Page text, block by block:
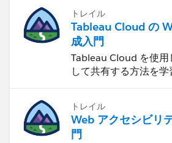
トレイル
Tableau Cloud の
成入門
Tableau Cloud を使用
して共有する方法を学
トレイル
Web アクセシビリ
門